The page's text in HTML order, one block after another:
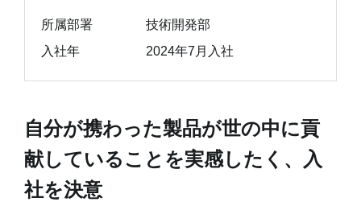
所属部署
技術開発部
入社年
2024年7月入社
自分が携わった製品が世の中に貢
献していることを実感したく、入
社を決意